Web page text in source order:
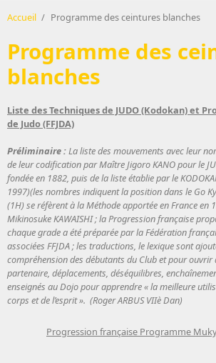
Accueil / Programme des ceintures blanches
Programme des
blanches
Liste des Techniques de JUDO (Kodokan) et
de Judo (FFJDA)
Préliminaire :La liste des mouvements avec leur
de leur codification par Maître Jigoro KANO pour le
fondée en 1882, puis de la liste établie par le
1997)(les nombres indiquent la position dans le Go
(1H) se réfèrent à la Méthode apportée en France en
Mikinosuke KAWAISHI ; la Progression française
chaque grade a été préparée par la Fédération
associées FFJDA ; les traductions, le lexique sont
compréhension des débutants du Club et pour ouvrir
partenaire, déplacements, déséquilibres,
enseignés au Dojo pour apprendre « la meilleure
corps et de l’esprit ». (Roger ARBUS VIIè Dan)
Progression française Programme